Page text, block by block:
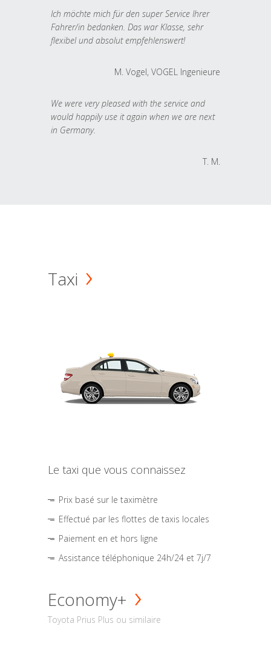
Ich möchte mich für den super Service Ihrer
Fahrer/in bedanken. Das war Klasse, sehr
flexibel und absolut empfehlenswert!
M. Vogel, VOGEL Ingenieure
We were very pleased with the service and
would happily use it again when we are next
in Germany.
T. M.
Taxi
Le taxi que vous connaissez
Prix basé sur le taximètre
Effectué par les flottes de taxis locales
Paiement en et hors ligne
Assistance téléphonique 24h/24 et 7j/7
Economy+
Toyota Prius Plus ou similaire